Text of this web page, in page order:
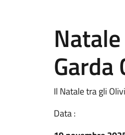
Il Natale tra gli
Data :